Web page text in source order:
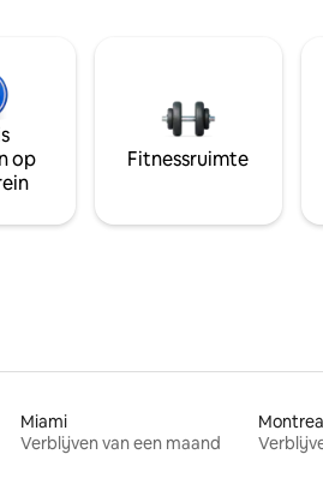
op
Fitnessruimte
Miami
Verblijven van een maand